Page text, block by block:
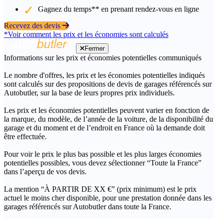
Gagnez du temps** en prenant rendez-vous en ligne
Recevez des devis
*Voir comment les prix et les économies sont calculés
Fermer
Informations sur les prix et économies potentielles communiqués
Le nombre d'offres, les prix et les économies potentielles indiqués
sont calculés sur des propositions de devis de garages référencés sur
Autobutler, sur la base de leurs propres prix individuels.
Les prix et les économies potentielles peuvent varier en fonction de
la marque, du modèle, de l’année de la voiture, de la disponibilité du
garage et du moment et de l’endroit en France où la demande doit
être effectuée.
Pour voir le prix le plus bas possible et les plus larges économies
potentielles possibles, vous devez sélectionner “Toute la France”
dans l’aperçu de vos devis.
La mention “À PARTIR DE XX €” (prix minimum) est le prix
actuel le moins cher disponible, pour une prestation donnée dans les
garages référencés sur Autobutler dans toute la France.